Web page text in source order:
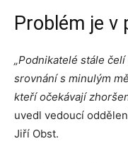
Problém je v
„Podnikatelé stále
srovnání s minulým
kteří očekávají
uvedl vedoucí
Jiří Obst.